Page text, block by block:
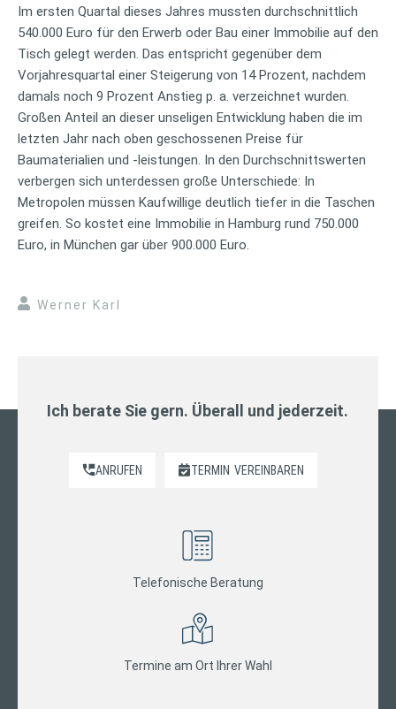
Im ersten Quartal dieses Jahres mussten durchschnittlich
540.000 Euro für den Erwerb oder Bau einer Immobilie auf den
Tisch gelegt werden. Das entspricht gegenüber dem
Vorjahresquartal einer Steigerung von 14 Prozent, nachdem
damals noch 9 Prozent Anstieg p. a. verzeichnet wurden.
Großen Anteil an dieser unseligen Entwicklung haben die im
letzten Jahr nach oben geschossenen Preise für
Baumaterialien und -leistungen. In den Durchschnittswerten
verbergen sich unterdessen große Unterschiede: In
Metropolen müssen Kaufwillige deutlich tiefer in die Taschen
greifen. So kostet eine Immobilie in Hamburg rund 750.000
Euro, in München gar über 900.000 Euro.
Werner Karl
Ich berate Sie gern. Überall und jederzeit.
ANRUFEN TERMIN VEREINBAREN
Telefonische Beratung
Termine am Ort Ihrer Wahl